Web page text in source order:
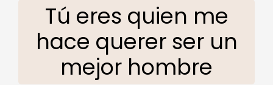
Tú eres quien me
hace querer ser un
mejor hombre